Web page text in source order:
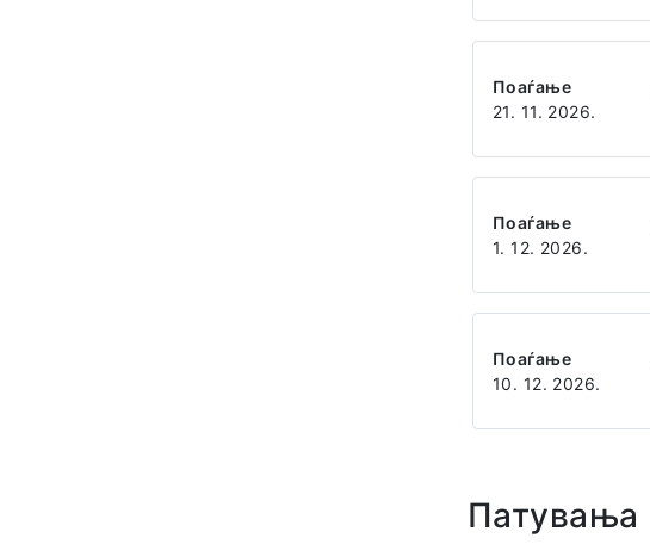
Поаѓање
21. 11. 2026.
Поаѓање
1. 12. 2026.
Поаѓање
10. 12. 2026.
Патувања